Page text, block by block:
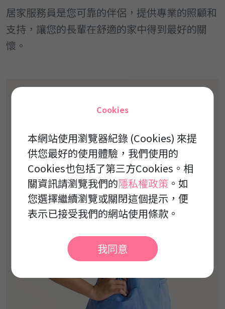
居家服務員是您可靠的伴侶，提供專業的照顧和
支持，讓您的長輩在舒適的家中得到最好的關
懷。
Cookies
本網站使用瀏覽器紀錄 (Cookies) 來提
供您最好的使用體驗，我們使用的
Cookies也包括了第三方Cookies。相
關資訊請瀏覽我們的隱私權政策 。如
您選擇繼續瀏覽或關閉這個提示，便
表示已接受我們的網站使用條款。
我同意